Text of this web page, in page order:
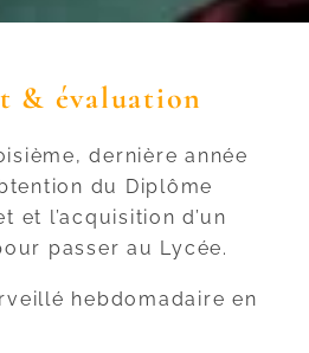
& évaluation
dernière année
du Diplôme
et l’acquisition d’un
passer au Lycée.
hebdomadaire en